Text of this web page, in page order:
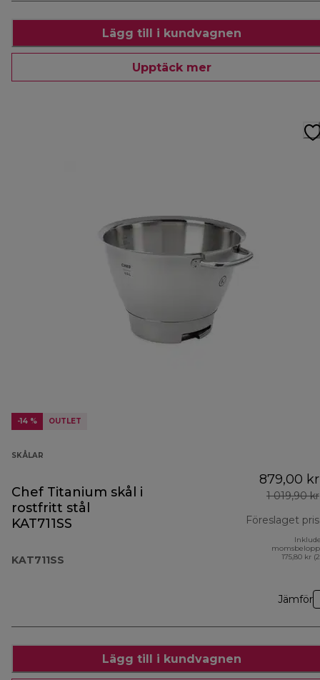
Lägg till i kundvagnen
Upptäck mer
-14 % OUTLET
SKÅLAR
Chef Titanium skål i
rostfritt stål
KAT711SS
KAT711SS
879,00 kr
1 019,90 kr
Föreslaget pris
175,80 kr
Jämför
Lägg till i kundvagnen